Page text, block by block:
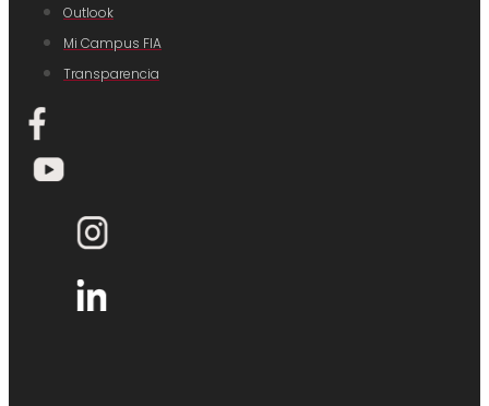
Outlook
Mi Campus FIA
Transparencia